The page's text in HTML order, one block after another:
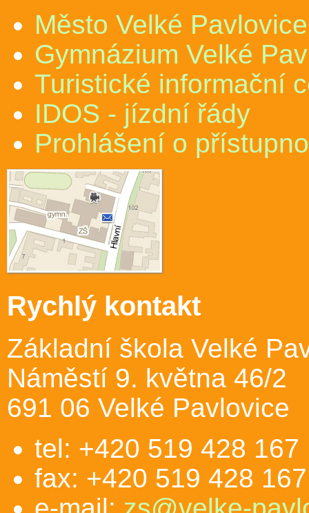
Město Velké Pavlovice
Gymnázium Velké
Turistické informační
IDOS - jízdní řády
Prohlášení o
Rychlý kontakt
Základní škola Velké
Náměstí 9. května 46/2
691 06 Velké Pavlovice
tel: +420 519 428 167
fax: +420 519 428 167